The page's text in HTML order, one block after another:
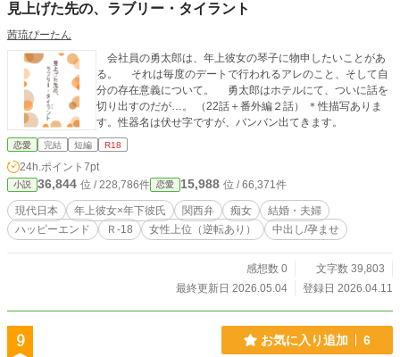
見上げた先の、ラブリー・タイラント
茜琉ぴーたん
会社員の勇太郎は、年上彼女の琴子に物申したいことがあ
る。 それは毎度のデートで行われるアレのこと、そして自
分の存在意義について。 勇太郎はホテルにて、ついに話を
切り出すのだが…。 （22話＋番外編２話） ＊性描写ありま
す。性器名は伏せ字ですが、バンバン出てきます。
恋愛 完結 短編 R18
24h.ポイント 7pt
小説 36,844 位 / 228,786件 恋愛 15,988 位 / 66,371件
現代日本 年上彼女×年下彼氏 関西弁 痴女
結婚・夫婦
ハッピーエンド
Ｒ-18 女性上位（逆転あり） 中出し/孕ませ
感想数 0
文字数 39,803
最終更新日 2026.05.04
登録日 2026.04.11
9 お気に入り追加 6